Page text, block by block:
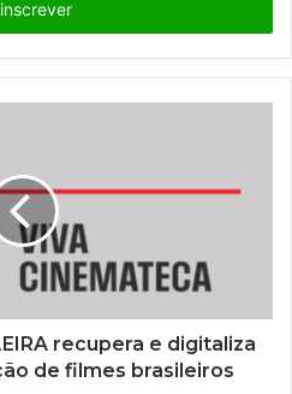
recupera e digitaliza
de filmes brasileiros